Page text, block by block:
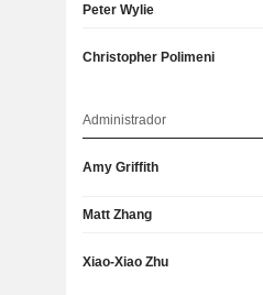
Peter Wylie
Christopher Polimeni
Administrador
Amy Griffith
Matt Zhang
Xiao-Xiao Zhu